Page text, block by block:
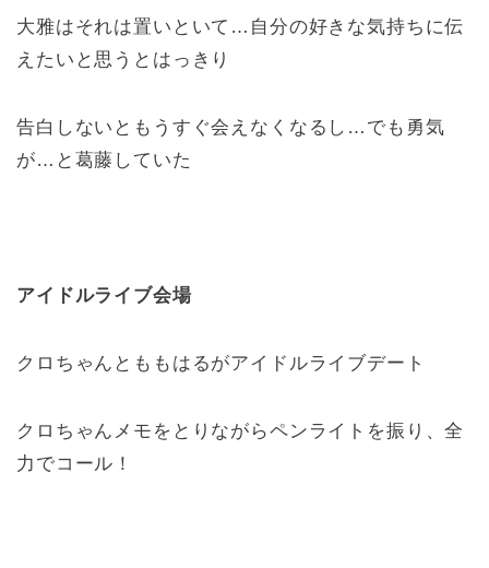
大雅はそれは置いといて…自分の好きな気持ちに伝
えたいと思うとはっきり
告白しないともうすぐ会えなくなるし…でも勇気
が…と葛藤していた
アイドルライブ会場
クロちゃんとももはるがアイドルライブデート
クロちゃんメモをとりながらペンライトを振り、全
力でコール！